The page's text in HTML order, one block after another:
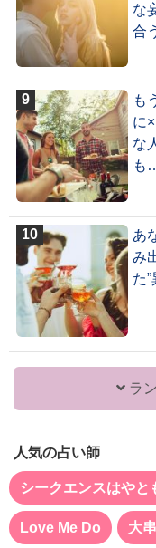
な
合
も
に
な
あ
み
た
ラ
人気の占い師
シークエンスはやと
Love Me Do 大